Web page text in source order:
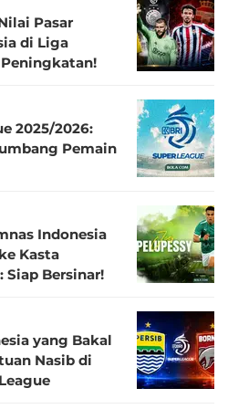
Pasar
di Liga
2025/2026:
Pemain
Indonesia
Kasta
Bersinar!
yang Bakal
Nasib di